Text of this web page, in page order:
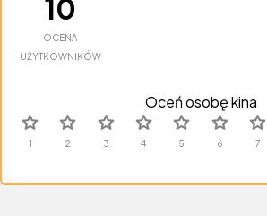
10
OCENA
UŻYTKOWNIKÓW
Oceń osobę kina
star star star star star star star